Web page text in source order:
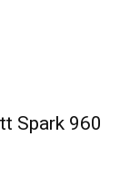
Spark 960